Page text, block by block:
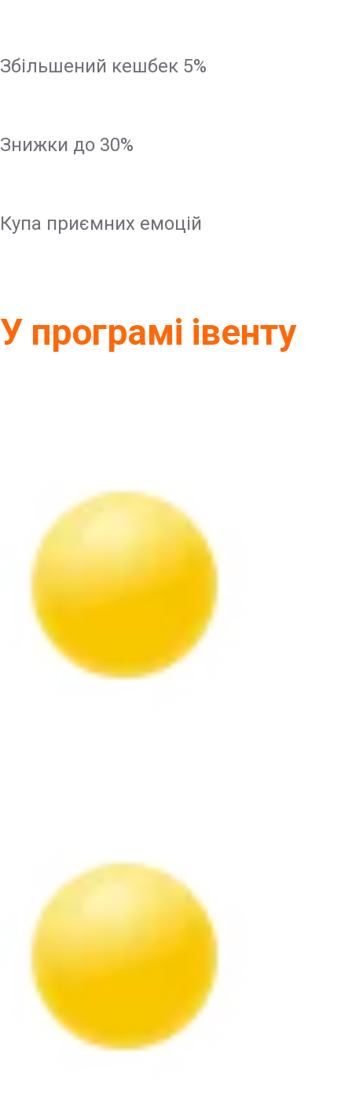
Збільшений кешбек 5%
Знижки до 30%
Купа приємних емоцій
У програмі івенту